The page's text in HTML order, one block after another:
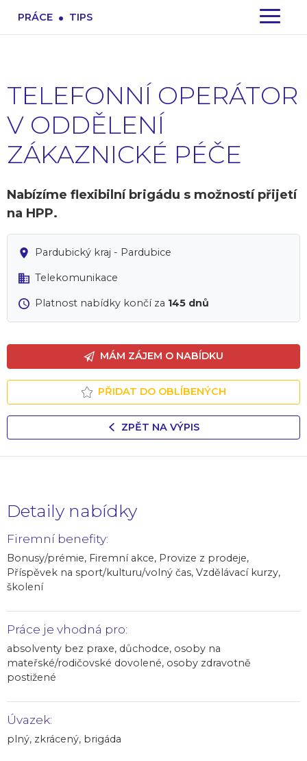
PRÁCE . TIPS
TELEFONNÍ OPERÁTOR
V ODDĚLENÍ
ZÁKAZNICKÉ PÉČE
Nabízíme flexibilní brigádu s možností přijetí
na HPP.
Pardubický kraj - Pardubice
Telekomunikace
Platnost nabídky končí za 145 dnů
MÁM ZÁJEM O NABÍDKU
PŘIDAT DO OBLÍBENÝCH
ZPĚT NA VÝPIS
Detaily nabídky
Firemní benefity:
Bonusy/prémie, Firemní akce, Provize z prodeje,
Příspěvek na sport/kulturu/volný čas, Vzdělávací kurzy,
školení
Práce je vhodná pro:
absolventy bez praxe, důchodce, osoby na
mateřské/rodičovské dovolené, osoby zdravotně
postižené
Úvazek:
plný, zkrácený, brigáda